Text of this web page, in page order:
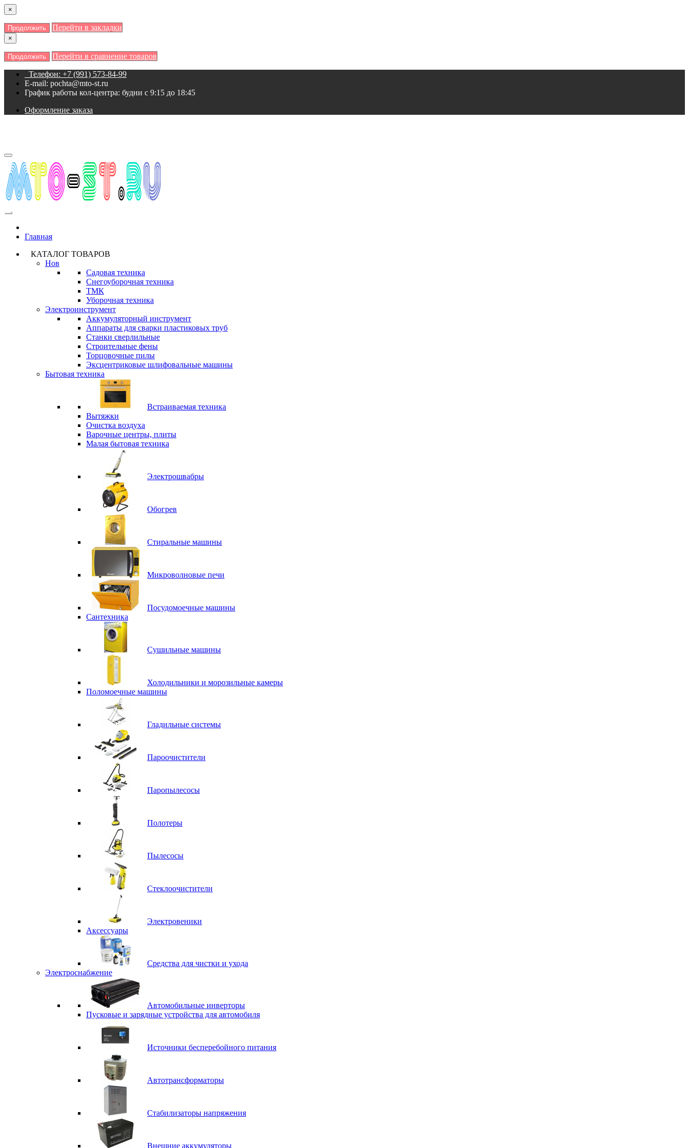
×
Продолжить Перейти в закладки
×
Продолжить Перейти в сравнение товаров
Телефон: +7 (991) 573-84-99
E-mail: pochta@mto-st.ru
График работы кол-центра: будни с 9:15 до 18:45
Оформление заказа
Главная
КАТАЛОГ ТОВАРОВ
Нов
Садовая техника
Снегоуборочная техника
ТМК
Уборочная техника
Электроинструмент
Аккумуляторный инструмент
Аппараты для сварки пластиковых труб
Станки сверлильные
Строительные фены
Торцовочные пилы
Эксцентриковые шлифовальные машины
Бытовая техника
Встраиваемая техника
Вытяжки
Очистка воздуха
Варочные центры, плиты
Малая бытовая техника
Электрошвабры
Обогрев
Стиральные машины
Микроволновые печи
Посудомоечные машины
Сантехника
Сушильные машины
Холодильники и морозильные камеры
Поломоечные машины
Гладильные системы
Пароочистители
Паропылесосы
Полотеры
Пылесосы
Стеклоочистители
Электровеники
Аксессуары
Средства для чистки и ухода
Электроснабжение
Автомобильные инверторы
Пусковые и зарядные устройства для автомобиля
Источники бесперебойного питания
Автотрансформаторы
Стабилизаторы напряжения
Внешние аккумуляторы